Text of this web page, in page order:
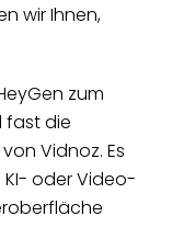
wir Ihnen,
zum
fast die
Vidnoz. Es
oder Video-